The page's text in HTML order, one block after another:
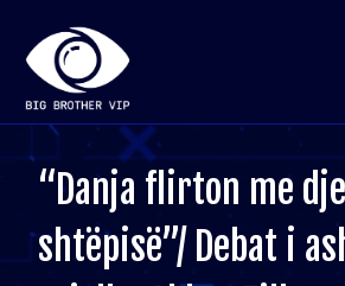
“Danja flirton me
shtëpisë”/ Debat i